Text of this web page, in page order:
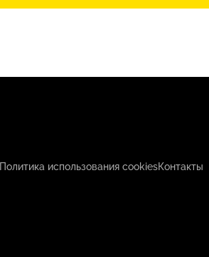
Политика использования cookiesКонтакты